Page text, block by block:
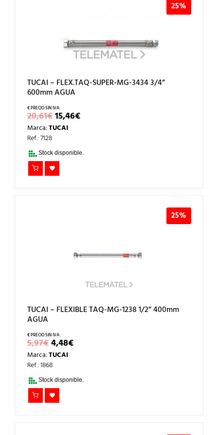
25%
TUCAI – FLEX.TAQ-SUPER-MG-3434 3/4”
600mm AGUA
20,61€EL
PRECIO
ORIGINAL
20,61€.
15,46€EL
PRECIO
Marca:TUCAI
Ref.: 7128
Stock disponible.
25%
TUCAI – FLEXIBLE TAQ-MG-1238 1/2” 400mm
AGUA
5,97€EL
PRECIO
ORIGINAL
ERA:
5,97€.
4,48€EL
PRECIO
4,48€.
Marca:TUCAI
Ref.: 1868
Stock disponible.